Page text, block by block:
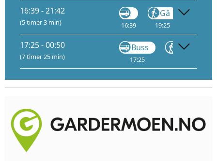
16:39 - 21:42
(5 timer 3 min) 16:39
Gå
19:25
17:25 - 00:50
(7 timer 25 min)
Buss
17:25
Gå